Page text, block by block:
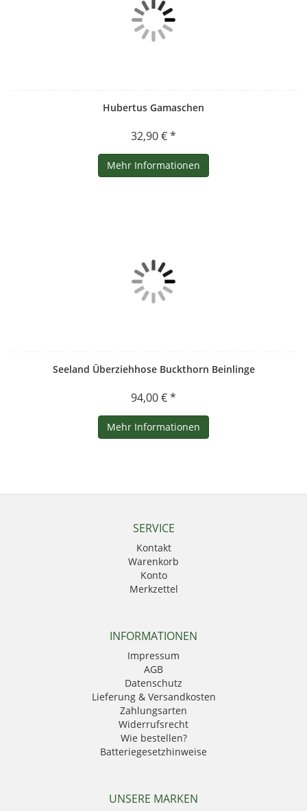
Hubertus Gamaschen
32,90 € *
Mehr Informationen
Seeland Überziehhose Buckthorn Beinlinge
94,00 € *
Mehr Informationen
SERVICE
Kontakt
Warenkorb
Konto
Merkzettel
INFORMATIONEN
Impressum
AGB
Datenschutz
Lieferung & Versandkosten
Zahlungsarten
Widerrufsrecht
Wie bestellen?
Batteriegesetzhinweise
UNSERE MARKEN